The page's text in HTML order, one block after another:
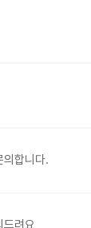
의합니다.
드려요